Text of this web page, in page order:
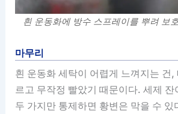
흰 운동화에 방수 스프레이를 뿌려 보
마무리
흰 운동화 세탁이 어렵게 느껴지는 건,
르고 무작정 빨았기 때문이다. 세제 잔
두 가지만 통제하면 황변은 막을 수